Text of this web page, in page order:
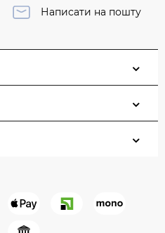
Написати на пошту